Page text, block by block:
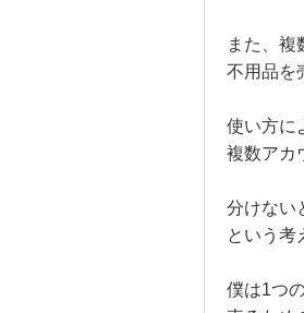
また、複
不用品を
使い方に
複数アカ
分けない
という考
僕は1つ